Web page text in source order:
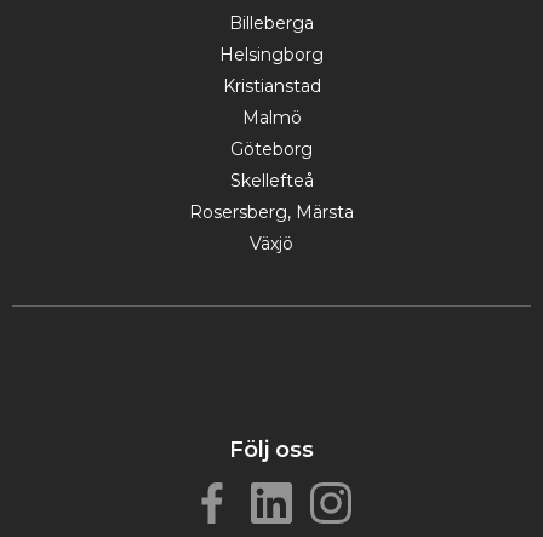
Billeberga
Helsingborg
Kristianstad
Malmö
Göteborg
Skellefteå
Rosersberg, Märsta
Växjö
Följ oss